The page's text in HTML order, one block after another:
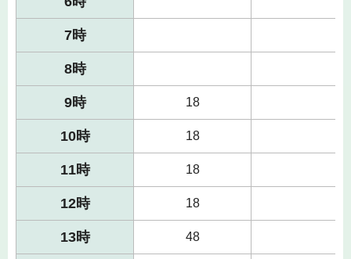
7時
8時
9時 18
10時 18
11時 18
12時 18
13時 48